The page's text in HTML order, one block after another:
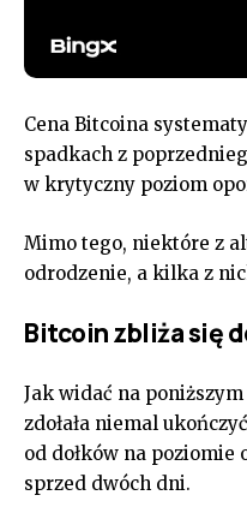
Cena Bitcoina
spadkach z
w krytyczny poziom
Mimo tego, niektóre z
odrodzenie, a kilka z
Bitcoin zbliża się
Jak widać na
zdołała niemal
od dołków na poziomie
sprzed dwóch dni.